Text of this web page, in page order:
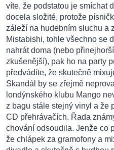
víte, že podstatou je smíchat
docela složité, protože
záleží na hudebním sluchu a
Mistabishi, tohle všechno se
nahrát doma (nebo
zkušenější), pak ho na party
předvádíte, že skutečně
Skandál by se zřejmě
londýnského klubu Mango
z bagu stále stejný vinyl a že
CD přehrávačích. Řada
chování odsoudila. Jenže co
že chlápek za gramofony a